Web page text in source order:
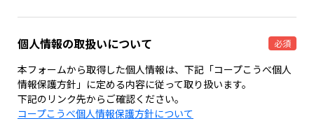
個人情報の取扱いについて 必須
本フォームから取得した個人情報は、下記「コープこうべ個人
情報保護方針」に定める内容に従って取り扱います。
下記のリンク先からご確認ください。
コープこうべ個人情報保護方針について